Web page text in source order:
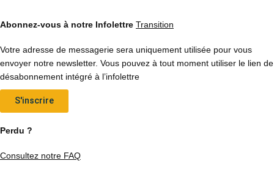
Abonnez-vous à notre Infolettre Transition
Votre adresse de messagerie sera uniquement utilisée pour vous
envoyer notre newsletter. Vous pouvez à tout moment utiliser le lien de
désabonnement intégré à l’infolettre
S'inscrire
Perdu ?
Consultez notre FAQ